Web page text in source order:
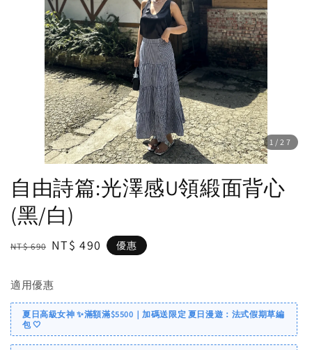
1 /27
自由詩篇:光澤感U領緞面背心
(黑/白)
Regular
NT$ 690 Sale
NT$ 490 優惠
適用優惠
夏日高級女神 ✨滿額滿$5500｜加碼送限定 夏日漫遊：法式假期草編
包 🤍